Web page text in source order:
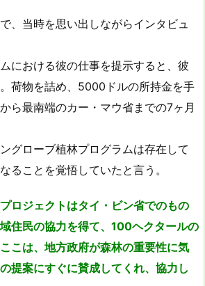
、当時を思い出しながらインタビュ
における彼の仕事を提示すると、彼
荷物を詰め、5000ドルの所持金を手
ら最南端のカー・マウ省までの7ヶ月
グローブ植林プログラムは存在して
ることを覚悟していたと言う。
ロジェクトはタイ・ビン省でのもの
住民の協力を得て、100ヘクタールの
こは、地方政府が森林の重要性に気
提案にすぐに賛成してくれ、協力し